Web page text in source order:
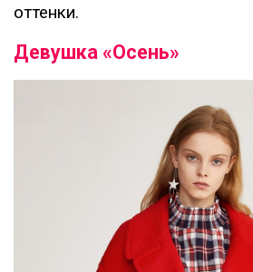
оттенки.
Девушка «Осень»